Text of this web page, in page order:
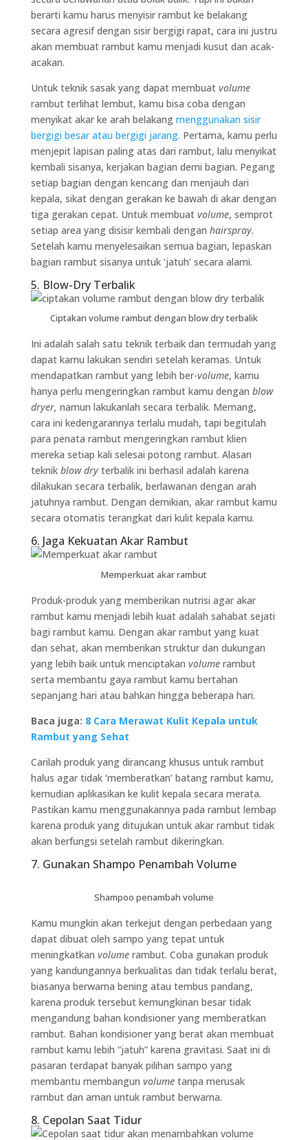
berarti kamu harus menyisir rambut ke belakang
secara agresif dengan sisir bergigi rapat, cara ini justru
akan membuat rambut kamu menjadi kusut dan acak-
acakan.
Untuk teknik sasak yang dapat membuat volume
rambut terlihat lembut, kamu bisa coba dengan
menyikat akar ke arah belakang menggunakan sisir
bergigi besar atau bergigi jarang. Pertama, kamu perlu
menjepit lapisan paling atas dari rambut, lalu menyikat
kembali sisanya, kerjakan bagian demi bagian. Pegang
setiap bagian dengan kencang dan menjauh dari
kepala, sikat dengan gerakan ke bawah di akar dengan
tiga gerakan cepat. Untuk membuat volume, semprot
setiap area yang disisir kembali dengan hairspray.
Setelah kamu menyelesaikan semua bagian, lepaskan
bagian rambut sisanya untuk ‘jatuh’ secara alami.
5. Blow-Dry Terbalik
Ciptakan volume rambut dengan blow dry terbalik
Ini adalah salah satu teknik terbaik dan termudah yang
dapat kamu lakukan sendiri setelah keramas. Untuk
mendapatkan rambut yang lebih ber-volume, kamu
hanya perlu mengeringkan rambut kamu dengan blow
dryer, namun lakukanlah secara terbalik. Memang,
cara ini kedengarannya terlalu mudah, tapi begitulah
para penata rambut mengeringkan rambut klien
mereka setiap kali selesai potong rambut. Alasan
teknik blow dryterbalik ini berhasil adalah karena
dilakukan secara terbalik, berlawanan dengan arah
jatuhnya rambut. Dengan demikian, akar rambut kamu
secara otomatis terangkat dari kulit kepala kamu.
6. Jaga Kekuatan Akar Rambut
Memperkuat akar rambut
Produk-produk yang memberikan nutrisi agar akar
rambut kamu menjadi lebih kuat adalah sahabat sejati
bagi rambut kamu. Dengan akar rambut yang kuat
dan sehat, akan memberikan struktur dan dukungan
yang lebih baik untuk menciptakan volumerambut
serta membantu gaya rambut kamu bertahan
sepanjang hari atau bahkan hingga beberapa hari.
Baca juga: 8 Cara Merawat Kulit Kepala untuk
Rambut yang Sehat
Carilah produk yang dirancang khusus untuk rambut
halus agar tidak ‘memberatkan’ batang rambut kamu,
kemudian aplikasikan ke kulit kepala secara merata.
Pastikan kamu menggunakannya pada rambut lembap
karena produk yang ditujukan untuk akar rambut tidak
akan berfungsi setelah rambut dikeringkan.
7. Gunakan Shampo Penambah Volume
Shampoo penambah volume
Kamu mungkin akan terkejut dengan perbedaan yang
dapat dibuat oleh sampo yang tepat untuk
meningkatkan volumerambut. Coba gunakan produk
yang kandungannya berkualitas dan tidak terlalu berat,
biasanya berwarna bening atau tembus pandang,
karena produk tersebut kemungkinan besar tidak
mengandung bahan kondisioner yang memberatkan
rambut. Bahan kondisioner yang berat akan membuat
rambut kamu lebih “jatuh” karena gravitasi. Saat ini di
pasaran terdapat banyak pilihan sampo yang
membantu membangun volumetanpa merusak
rambut dan aman untuk rambut berwarna.
8. Cepolan Saat Tidur